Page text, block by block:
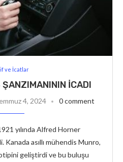
ve İcatlar
İCADI
4, 2024 0 comment
yılında Alfred Horner
asıllı mühendis Munro,
geliştirdi ve bu buluşu